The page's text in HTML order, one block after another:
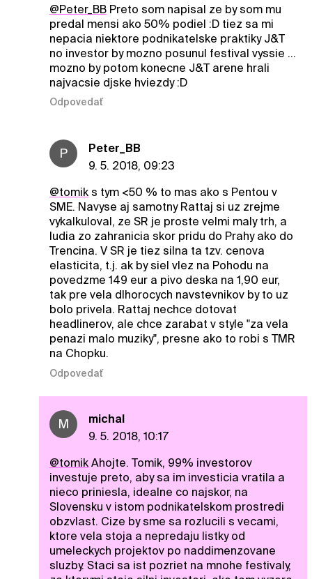
@Peter_BBPreto som napisal ze by som mu
predal mensi ako 50% podiel :D tiez sa mi
nepacia niektore podnikatelske praktiky J&T
no investor by mozno posunul festival vyssie ...
mozno by potom konecne J&T arene hrali
najvacsie djske hviezdy :D
Odpovedať
P
Peter_BB
9. 5. 2018, 09:23
@tomiks tym <50 % to mas ako s Pentou v
SME. Navyse aj samotny Rattaj si uz zrejme
vykalkuloval, ze SR je proste velmi maly trh, a
ludia zo zahranicia skor pridu do Prahy ako do
Trencina. V SR je tiez silna ta tzv. cenova
elasticita, t.j. ak by siel vlez na Pohodu na
povedzme 149 eur a pivo deska na 1,90 eur,
tak pre vela dlhorocych navstevnikov by to uz
bolo privela. Rattaj nechce dotovat
headlinerov, ale chce zarabat v style "za vela
penazi malo muziky", presne ako to robi s TMR
na Chopku.
Odpovedať
M
michal
9. 5. 2018, 10:17
@tomikAhojte. Tomik, 99% investorov
investuje preto, aby sa im investicia vratila a
nieco priniesla, idealne co najskor, na
Slovensku v istom podnikatelskom prostredi
obzvlast. Cize by sme sa rozlucili s vecami,
ktore vela stoja a nepredaju listky od
umeleckych projektov po naddimenzovane
sluzby. Staci sa ist pozriet na mnohe festivaly,